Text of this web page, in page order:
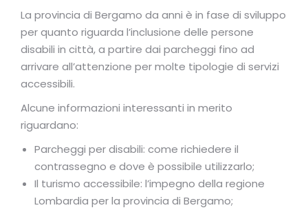
La provincia di Bergamo da anni è in fase di sviluppo
per quanto riguarda l’inclusione delle persone
disabili in città, a partire dai parcheggi fino ad
arrivare all’attenzione per molte tipologie di servizi
accessibili.
Alcune informazioni interessanti in merito
riguardano:
Parcheggi per disabili: come richiedere il
contrassegno e dove è possibile utilizzarlo;
Il turismo accessibile: l’impegno della regione
Lombardia per la provincia di Bergamo;